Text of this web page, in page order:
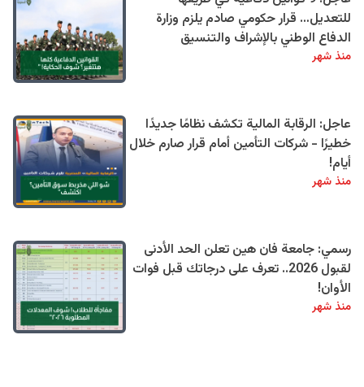
للتعديل… قرار حكومي صادم يلزم وزارة
الدفاع الوطني بالإشراف والتنسيق
منذ شهر
عاجل: الرقابة المالية تكشف نظامًا جديدًا
خطيرًا - شركات التأمين أمام قرار صارم خلال
أيام!
منذ شهر
رسمي: جامعة فان هين تعلن الحد الأدنى
لقبول 2026.. تعرف على درجاتك قبل فوات
الأوان!
منذ شهر